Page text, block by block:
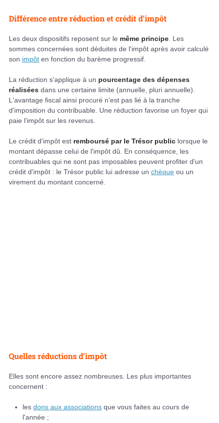
Différence entre réduction et crédit d’impôt
Les deux dispositifs reposent sur le même principe . Les
sommes concernées sont déduites de l'impôt après avoir calculé
son impôt en fonction du barème progressif.
La réduction s'applique à un pourcentage des dépenses
réalisées dans une certaine limite (annuelle, pluri annuelle).
L'avantage fiscal ainsi procuré n'est pas lié à la tranche
d'imposition du contribuable. Une réduction favorise un foyer qui
paie l'impôt sur les revenus.
Le crédit d'impôt est remboursé par le Trésor public lorsque le
montant dépasse celui de l'impôt dû. En conséquence, les
contribuables qui ne sont pas imposables peuvent profiter d'un
crédit d'impôt : le Trésor public lui adresse un chèque ou un
virement du montant concerné.
Quelles réductions d’impôt
Elles sont encore assez nombreuses. Les plus importantes
concernent :
les dons aux associations que vous faites au cours de
l'année ;